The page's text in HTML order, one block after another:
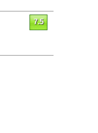
7.5